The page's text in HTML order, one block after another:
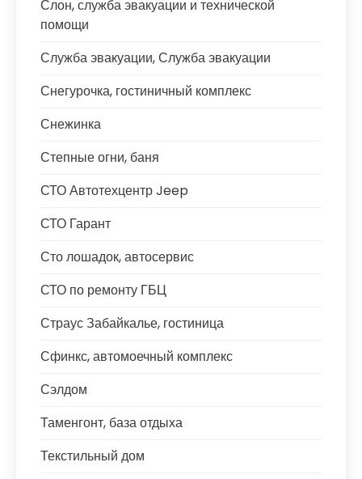
Слон, служба эвакуации и технической
помощи
Служба эвакуации, Служба эвакуации
Снегурочка, гостиничный комплекс
Снежинка
Степные огни, баня
СТО Автотехцентр Jeep
СТО Гарант
Сто лошадок, автосервис
СТО по ремонту ГБЦ
Страус Забайкалье, гостиница
Сфинкс, автомоечный комплекс
Сэлдом
Таменгонт, база отдыха
Текстильный дом